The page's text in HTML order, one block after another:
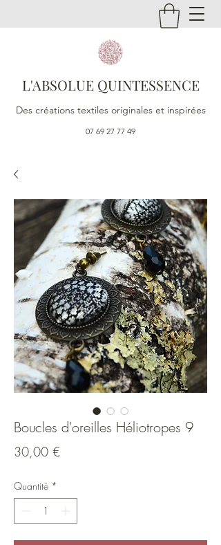
L'ABSOLUE QUINTESSENCE
Des créations textiles originales et inspirées
07 69 27 77 49
Boucles d'oreilles Héliotropes 9
30,00 €
Quantité *